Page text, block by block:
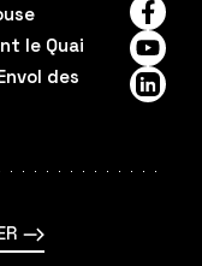
le Quai
des